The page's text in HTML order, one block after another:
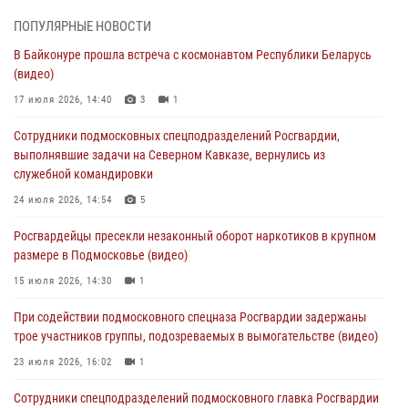
Подмосковье
05 августа 2026, 15:52
подозреваемые в организации незаконной миграции и
изготовлении поддельных документов (видео)
05 августа 2026, 15:48
отработали навыки огневой подготовки на комплексных учениях
04 августа 2026, 12:21 4
сигналам «Тревога» с охраняемых объектов в Подмосковье
04 августа 2026, 12:15
ПОПУЛЯРНЫЕ НОВОСТИ
В Байконуре прошла встреча с космонавтом Республики Беларусь
(видео)
17 июля 2026, 14:40 3 1
Сотрудники подмосковных спецподразделений Росгвардии,
выполнявшие задачи на Северном Кавказе, вернулись из
служебной командировки
24 июля 2026, 14:54 5
Росгвардейцы пресекли незаконный оборот наркотиков в крупном
размере в Подмосковье (видео)
15 июля 2026, 14:30 1
При содействии подмосковного спецназа Росгвардии задержаны
трое участников группы, подозреваемых в вымогательстве (видео)
23 июля 2026, 16:02 1
Сотрудники спецподразделений подмосковного главка Росгвардии